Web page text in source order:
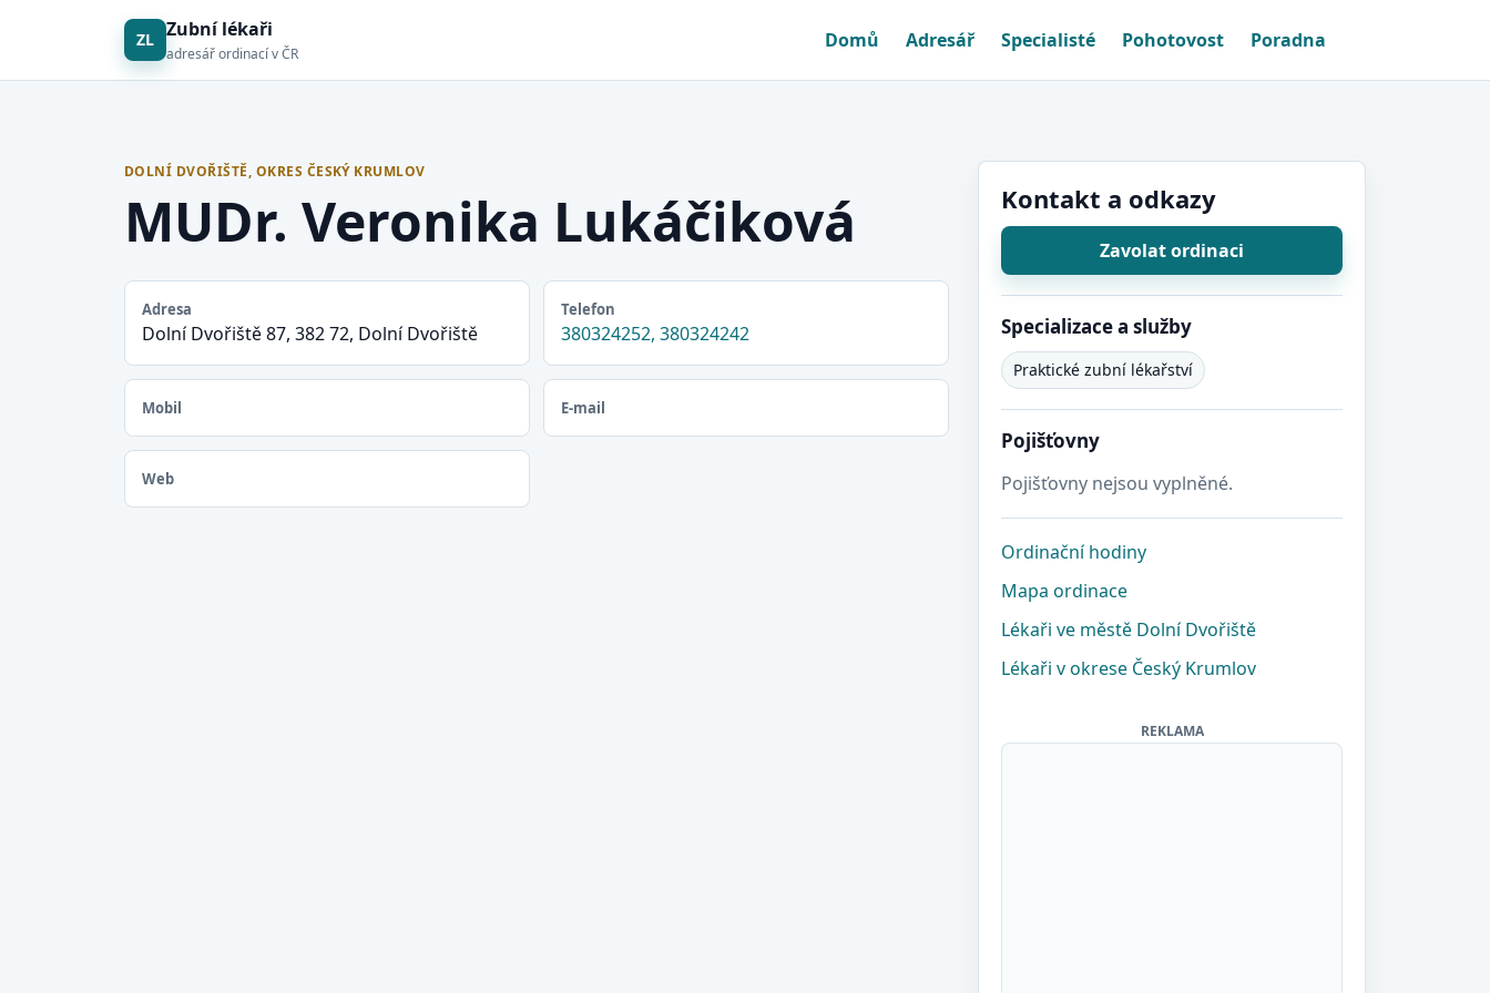
ZL Zubní lékaři
adresář ordinací v ČR
Domů Adresář Specialisté Pohotovost Poradna
DOLNÍ DVOŘIŠTĚ, OKRES ČESKÝ KRUMLOV
MUDr. Veronika Lukáčiková
Adresa
Dolní Dvořiště 87, 382 72, Dolní Dvořiště
Telefon
380324252, 380324242
Mobil E-mail
Web
Kontakt a odkazy
Zavolat ordinaci
Specializace a služby
Praktické zubní lékařství
Pojišťovny
Pojišťovny nejsou vyplněné.
Ordinační hodiny
Mapa ordinace
Lékaři ve městě Dolní Dvořiště
Lékaři v okrese Český Krumlov
REKLAMA